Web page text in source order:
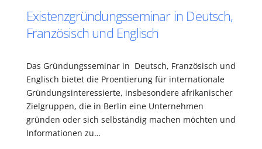
Existenzgründungsseminar in Deutsch,
Französisch und Englisch
Das Gründungsseminar in Deutsch, Französisch und
Englisch bietet die Proentierung für internationale
Gründungsinteressierte, insbesondere afrikanischer
Zielgruppen, die in Berlin eine Unternehmen
gründen oder sich selbständig machen möchten und
Informationen zu…